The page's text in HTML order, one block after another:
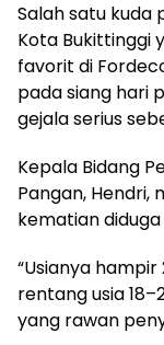
Salah satu kuda
Kota Bukittinggi
favorit di
pada siang hari
gejala serius
Kepala Bidang
Pangan,
kematian
“Usianya
rentang usia
yang rawan